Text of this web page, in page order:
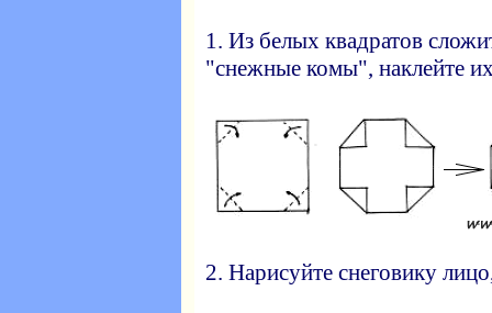
1. Из белых квадратов
"снежные комы", наклейте
2. Нарисуйте снеговику